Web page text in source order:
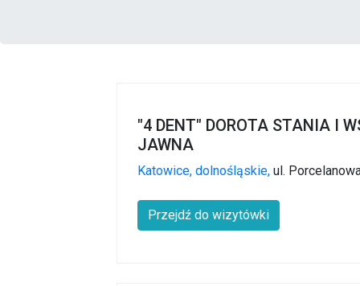
"4 DENT" DOROTA STANIA I
JAWNA
Katowice, dolnośląskie, ul.
Przejdź do wizytówki